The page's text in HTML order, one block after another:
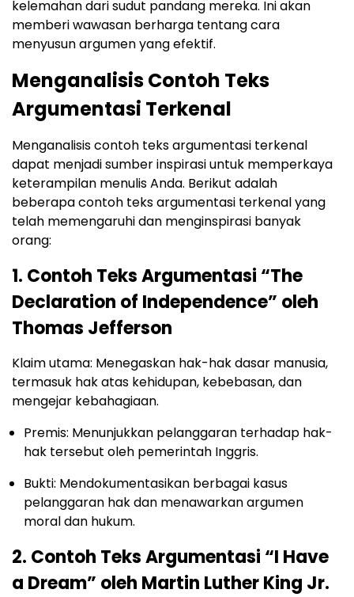
kelemahan dari sudut pandang mereka. Ini akan
memberi wawasan berharga tentang cara
menyusun argumen yang efektif.
Menganalisis Contoh Teks
Argumentasi Terkenal
Menganalisis contoh teks argumentasi terkenal
dapat menjadi sumber inspirasi untuk memperkaya
keterampilan menulis Anda. Berikut adalah
beberapa contoh teks argumentasi terkenal yang
telah memengaruhi dan menginspirasi banyak
orang:
1. Contoh Teks Argumentasi “The
Declaration of Independence” oleh
Thomas Jefferson
Klaim utama: Menegaskan hak-hak dasar manusia,
termasuk hak atas kehidupan, kebebasan, dan
mengejar kebahagiaan.
Premis: Menunjukkan pelanggaran terhadap hak-
hak tersebut oleh pemerintah Inggris.
Bukti: Mendokumentasikan berbagai kasus
pelanggaran hak dan menawarkan argumen
moral dan hukum.
2. Contoh Teks Argumentasi “I Have
a Dream” oleh Martin Luther King Jr.